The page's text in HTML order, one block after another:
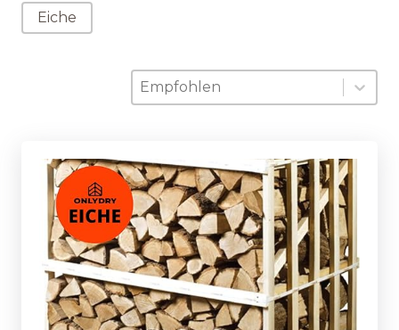
Eiche
Sortierung
Sort content
Sort content